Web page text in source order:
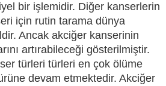
bir işlemidir. Diğer kanserlerin
için rutin tarama dünya
Ancak akciğer kanserinin
artırabileceği gösterilmiştir.
türleri türleri en çok ölüme
devam etmektedir. Akciğer